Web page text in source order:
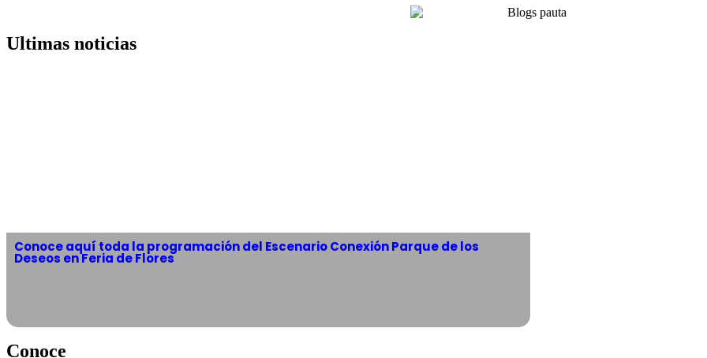
Ultimas noticias
Conoce aquí toda la programación del Escenario Conexión Parque de los
Deseos en Feria de Flores
Conoce